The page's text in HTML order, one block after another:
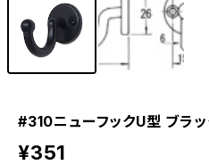
#310ニューフックU型 ブラッ
¥351